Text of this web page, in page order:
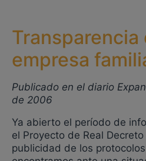
Transparencia
empresa
Publicado en el diario
de 2006
Ya abierto el período de
el Proyecto de Real
publicidad de los